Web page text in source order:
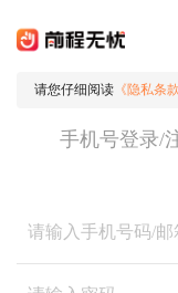
请您仔细阅读 《隐私条
手机号登录/